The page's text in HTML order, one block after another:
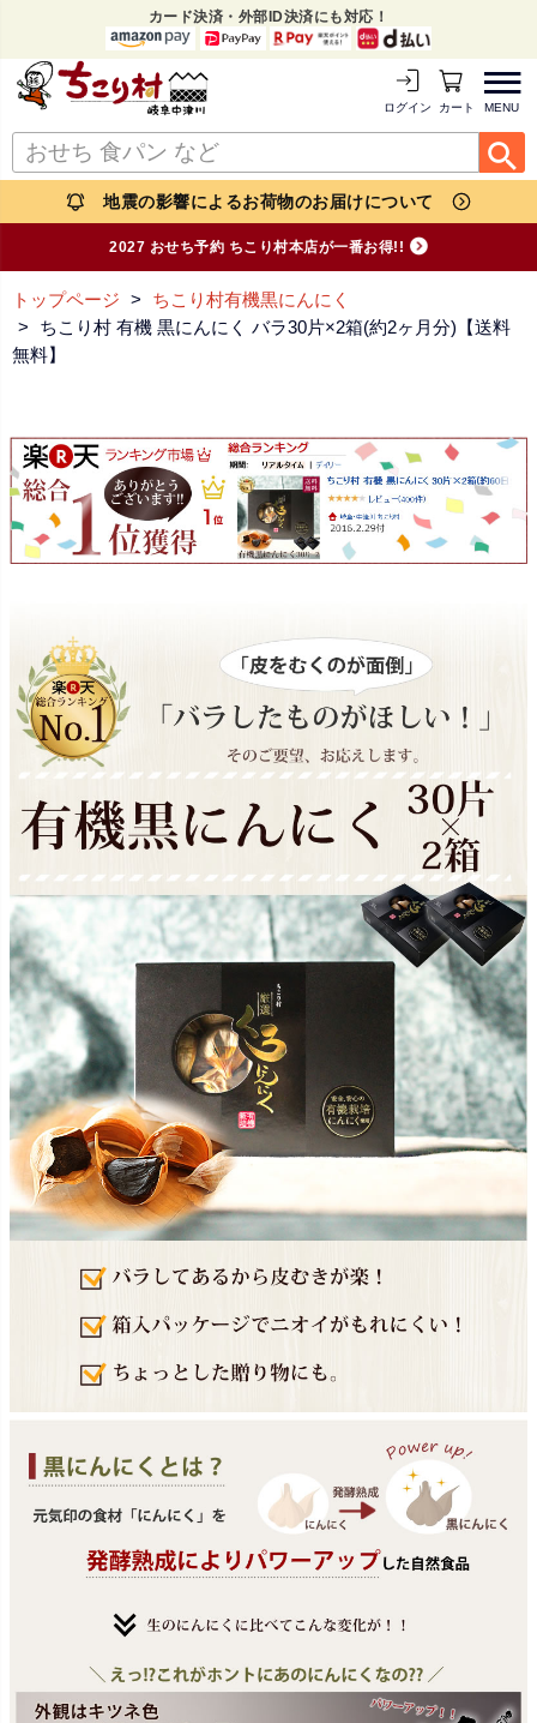
カード決済・外部ID決済にも対応！
MENU
ログイン カートを見る
地震の影響によるお荷物のお届けについて
2027 おせち予約 ちこり村本店が一番お得!!
トップページ
ちこり村有機黒にんにく
ちこり村 有機 黒にんにく バラ30片×2箱(約2ヶ月分)【送料
無料】